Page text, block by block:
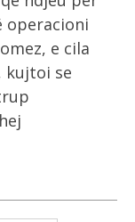
operacioni
e cila
kujtoi se